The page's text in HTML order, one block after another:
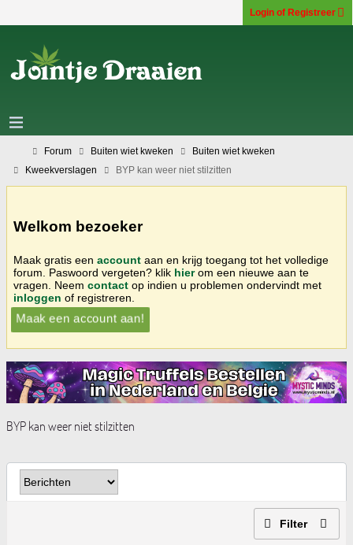
Login of Registreer
Forum Buiten wiet kweken
Buiten wiet kweken
Kweekverslagen
BYP kan weer niet stilzitten
Welkom bezoeker
Maak gratis een account aan en krijg toegang tot het volledige
forum. Paswoord vergeten? klik hierom een nieuwe aan te
vragen. Neem contact op indien u problemen ondervindt met
inloggen of registreren.
Maak een account aan!
BYP kan weer niet stilzitten
Filter